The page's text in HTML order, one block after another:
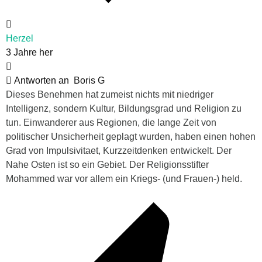
Herzel
3 Jahre her
Antworten an
Boris G
Dieses Benehmen hat zumeist nichts mit niedriger
Intelligenz, sondern Kultur, Bildungsgrad und Religion zu
tun. Einwanderer aus Regionen, die lange Zeit von
politischer Unsicherheit geplagt wurden, haben einen hohen
Grad von Impulsivitaet, Kurzzeitdenken entwickelt. Der
Nahe Osten ist so ein Gebiet. Der Religionsstifter
Mohammed war vor allem ein Kriegs- (und Frauen-) held.